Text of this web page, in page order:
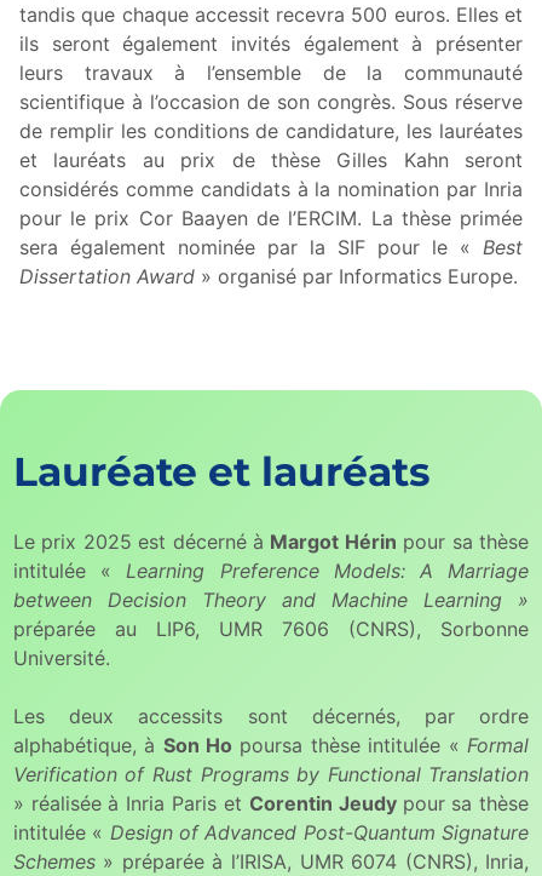
tandis que chaque accessit recevra 500 euros. Elles et
ils seront également invités également à présenter
leurs travaux à l’ensemble de la communauté
scientifique à l’occasion de son congrès. Sous réserve
de remplir les conditions de candidature, les lauréates
et lauréats au prix de thèse Gilles Kahn seront
considérés comme candidats à la nomination par Inria
pour le prix Cor Baayen de l’ERCIM. La thèse primée
sera également nominée par la SIF pour le « Best
Dissertation Award » organisé par Informatics Europe.
Lauréate et lauréats
Le prix 2025 est décerné à Margot Hérin pour sa thèse
intitulée «Learning Preference Models: A Marriage
between Decision Theory and Machine Learning »
préparée au LIP6, UMR 7606 (CNRS), Sorbonne
Université.
Les deux accessits sont décernés, par ordre
alphabétique, à Son Ho poursa thèse intitulée «Formal
Verification of Rust Programs by Functional Translation
» réalisée à Inria Paris et Corentin Jeudy pour sa thèse
intitulée « Design of Advanced Post-Quantum Signature
Schemes » préparée à l’IRISA, UMR 6074 (CNRS), Inria,